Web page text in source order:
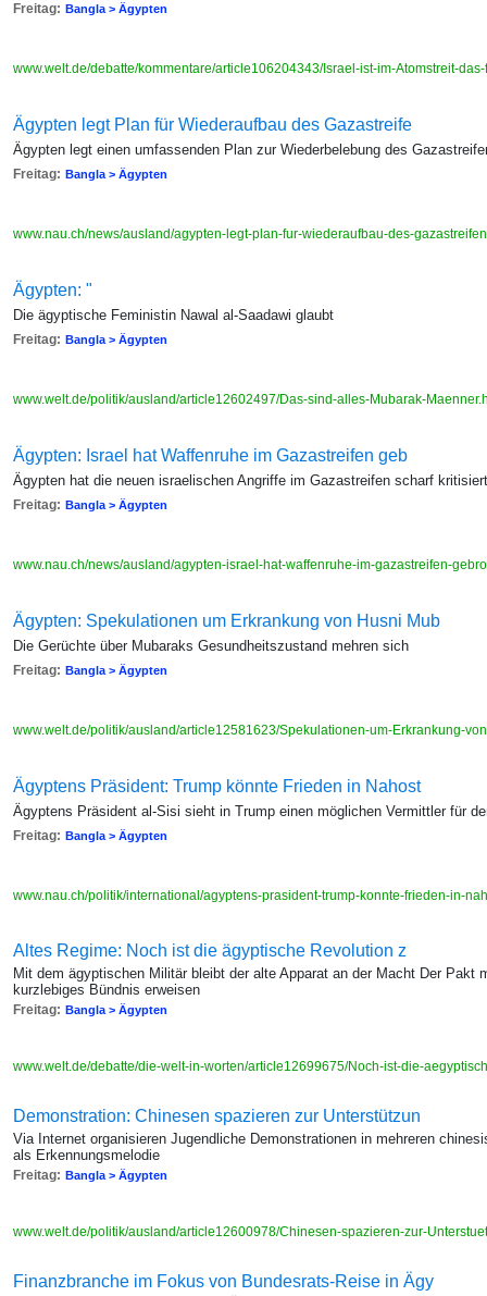
Freitag: Bangla > Ägypten
www.welt.de/debatte/kommentare/article106204343/Israel-ist-im-Atomstreit-
Ägypten legt Plan für Wiederaufbau des Gazastreife
Ägypten legt einen umfassenden Plan zur Wiederbelebung des
Freitag: Bangla > Ägypten
www.nau.ch/news/ausland/agypten-legt-plan-fur-wiederaufbau-des-
Ägypten: "
Die ägyptische Feministin Nawal al-Saadawi glaubt
Freitag: Bangla > Ägypten
www.welt.de/politik/ausland/article12602497/Das-sind-alles-Mubarak-
Ägypten: Israel hat Waffenruhe im Gazastreifen geb
Ägypten hat die neuen israelischen Angriffe im Gazastreifen scharf kritisiert
Freitag: Bangla > Ägypten
www.nau.ch/news/ausland/agypten-israel-hat-waffenruhe-im-gazastreifen-
Ägypten: Spekulationen um Erkrankung von Husni Mub
Die Gerüchte über Mubaraks Gesundheitszustand mehren sich
Freitag: Bangla > Ägypten
www.welt.de/politik/ausland/article12581623/Spekulationen-um-Erkrankung-
Ägyptens Präsident: Trump könnte Frieden in Nahost
Ägyptens Präsident al-Sisi sieht in Trump einen möglichen Vermittler für
Freitag: Bangla > Ägypten
www.nau.ch/politik/international/agyptens-prasident-trump-konnte-frieden-in-
Altes Regime: Noch ist die ägyptische Revolution z
Mit dem ägyptischen Militär bleibt der alte Apparat an der Macht Der Pakt
kurzlebiges Bündnis erweisen
Freitag: Bangla > Ägypten
www.welt.de/debatte/die-welt-in-worten/article12699675/Noch-ist-die-
Demonstration: Chinesen spazieren zur Unterstützun
Via Internet organisieren Jugendliche Demonstrationen in mehreren
als Erkennungsmelodie
Freitag: Bangla > Ägypten
www.welt.de/politik/ausland/article12600978/Chinesen-spazieren-zur-
Finanzbranche im Fokus von Bundesrats-Reise in Ägy